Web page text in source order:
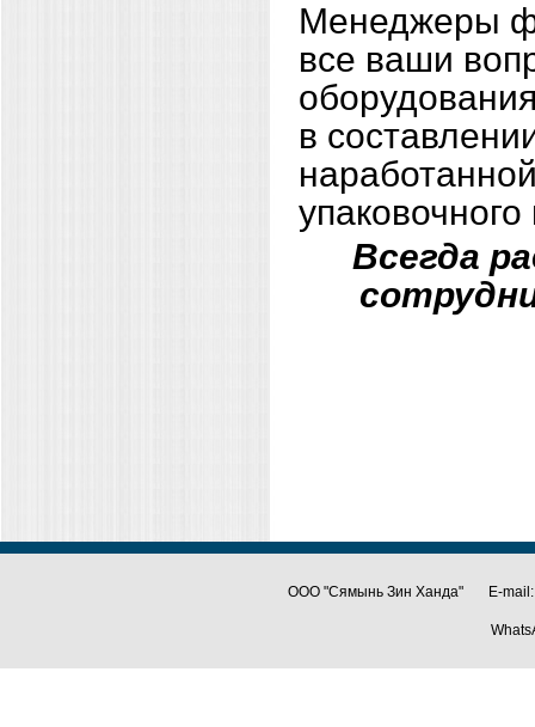
Менеджеры
все ваши
в
Всегда
ООО "Сямынь Зин Ханда" E-mail: